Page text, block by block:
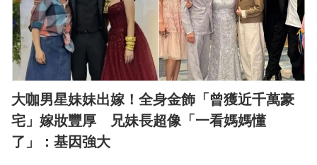
大咖男星妹妹出嫁！全身金飾「曾獲近千萬豪
宅」嫁妝豐厚 兄妹長超像「一看媽媽懂
了」：基因強大